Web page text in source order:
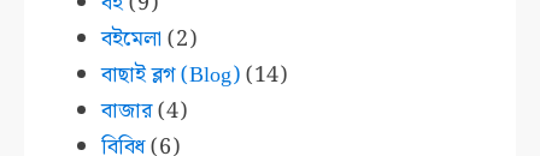
বইমেলা (2)
বাছাই ব্লগ (Blog)(14)
বাজার(4)
বিবিধ(6)